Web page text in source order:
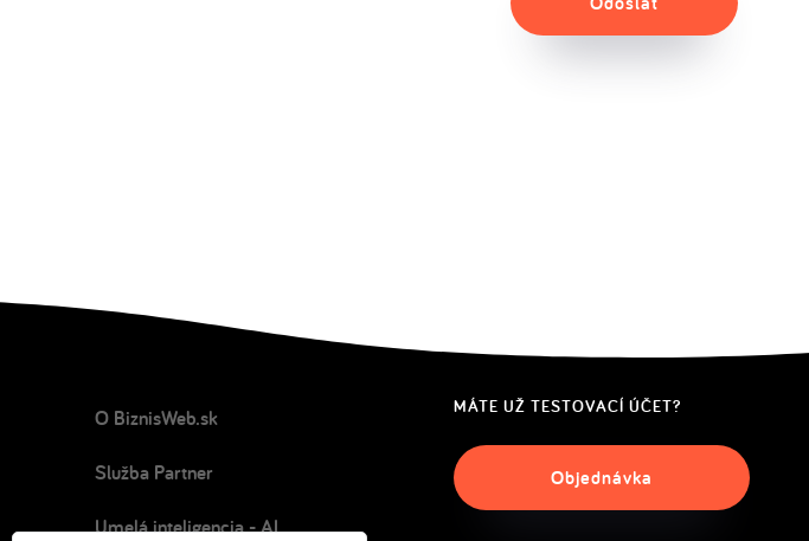
O BiznisWeb.sk
Služba Partner
Umelá inteligencia - AI
MÁTE UŽ TESTOVACÍ ÚČET?
Objednávka